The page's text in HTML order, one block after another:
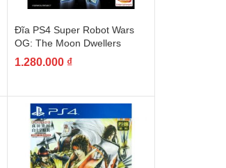
Đĩa PS4 Super Robot Wars
OG: The Moon Dwellers
1.280.000 ₫